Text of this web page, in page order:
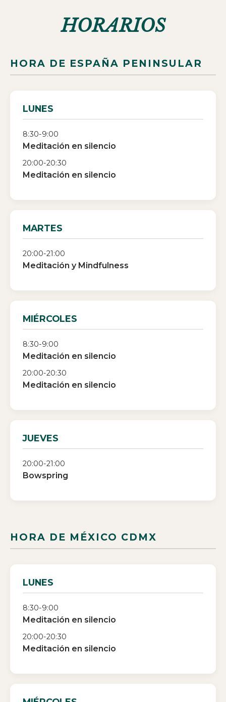
HORARIOS
HORA DE ESPAÑA PENINSULAR
LUNES
8:30-9:00
Meditación en silencio
20:00-20:30
Meditación en silencio
MARTES
20:00-21:00
Meditación y Mindfulness
MIÉRCOLES
8:30-9:00
Meditación en silencio
20:00-20:30
Meditación en silencio
JUEVES
20:00-21:00
Bowspring
HORA DE MÉXICO CDMX
LUNES
8:30-9:00
Meditación en silencio
20:00-20:30
Meditación en silencio